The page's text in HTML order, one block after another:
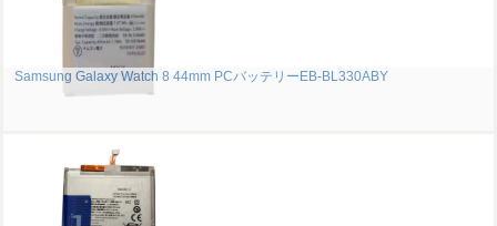
Samsung Galaxy Watch 8 44mm PCバッテリーEB-BL330ABY